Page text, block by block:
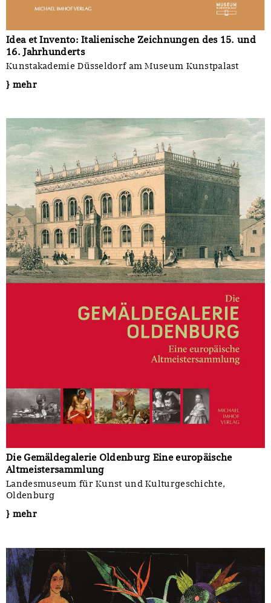
Idea et Invento: Italienische Zeichnungen des 15. und
16. Jahrhunderts
Kunstakademie Düsseldorf am Museum Kunstpalast
} mehr
Die Gemäldegalerie Oldenburg Eine europäische
Altmeistersammlung
Landesmuseum für Kunst und Kulturgeschichte,
Oldenburg
} mehr